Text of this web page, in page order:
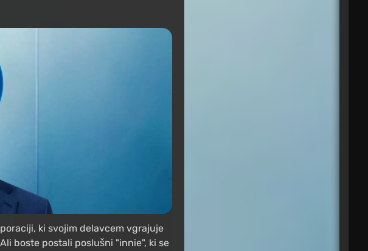
ki svojim delavcem vgrajuje
boste postali poslušni "innie", ki se